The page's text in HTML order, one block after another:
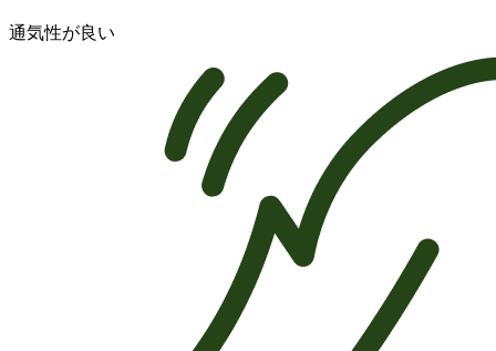
通気性が良い